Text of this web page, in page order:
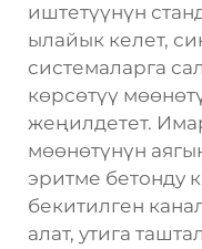
иштетүүнүн
ылайык келет,
системаларга
көрсөтүү
жеңилдетет.
мөөнөтүнүн
эритме бетонду
бекитилген
алат, утига